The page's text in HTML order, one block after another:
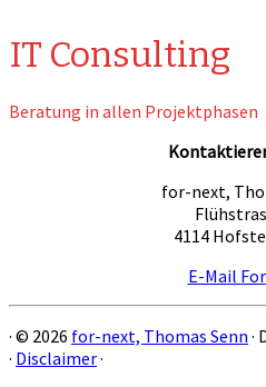
IT Consulting
Beratung in allen Projektphasen
for-next,
4114
E-Mail
· © 2026 for-next, Thomas Senn ·
· Disclaimer·